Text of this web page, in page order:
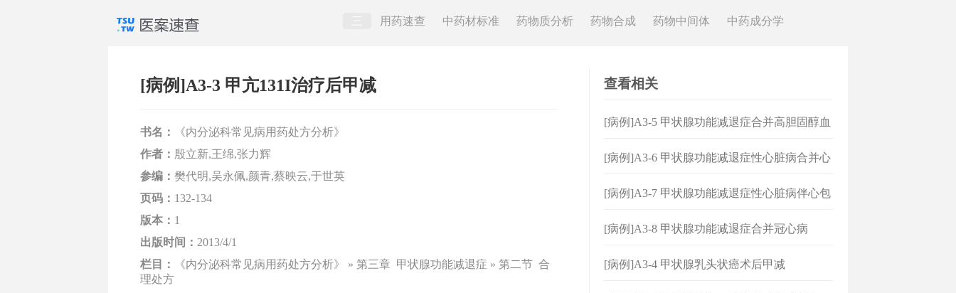
用药速查 中药材标准 药物质分析 药物合成 药物中间体 中药成分学
[病例]A3-3 甲亢131I治疗后甲减
书名：
《内分泌科常见病用药处方分析》
作者： 殷立新,王绵,张力辉
参编： 樊代明,吴永佩,颜青,蔡映云,于世英
页码： 132-134
版本： 1
出版时间： 2013/4/1
栏目：
《内分泌科常见病用药处方分析》 » 第三章 甲状腺功能减退症 » 第二节 合
理处方
查看相关
[病例]A3-5 甲状腺功能减退症合并高胆固醇血
[病例]A3-6 甲状腺功能减退症性心脏病合并心
[病例]A3-7 甲状腺功能减退症性心脏病伴心包
[病例]A3-8 甲状腺功能减退症合并冠心病
[病例]A3-4 甲状腺乳头状癌术后甲减